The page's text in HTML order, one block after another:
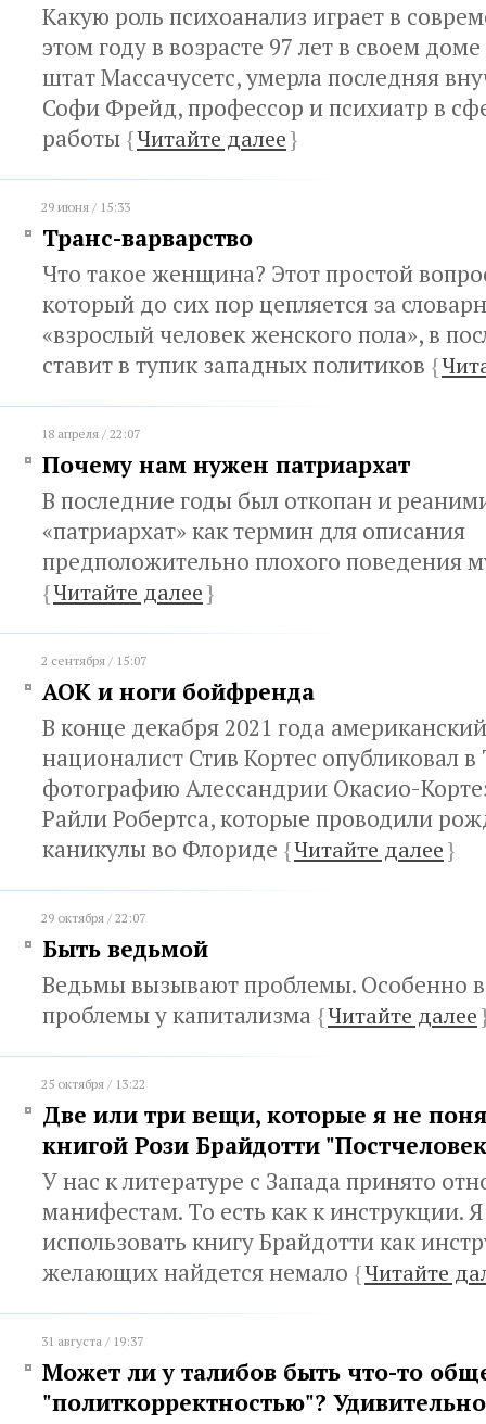
Какую роль психоанализ играет в
этом году в возрасте 97 лет в своем
штат Массачусетс, умерла последняя
Софи Фрейд, профессор и психиатр в
работы {Читайте далее}
29 июня / 15:33
Транс-варварство
Что такое женщина? Этот простой
который до сих пор цепляется за
«взрослый человек женского пола», в
ставит в тупик западных политиков {
18 апреля / 22:07
Почему нам нужен патриархат
В последние годы был откопан и
«патриархат» как термин для описания
предположительно плохого поведения
{Читайте далее}
2 сентября / 15:07
АОК и ноги бойфренда
В конце декабря 2021 года
националист Стив Кортес опубликовал в
фотографию Алессандрии Окасио-
Райли Робертса, которые проводили
каникулы во Флориде {Читайте далее}
29 октября / 22:07
Быть ведьмой
Ведьмы вызывают проблемы. Особенно
проблемы у капитализма {Читайте далее
25 октября / 13:22
Две или три вещи, которые я не
книгой Рози Брайдотти
У нас к литературе с Запада принято
манифестам. То есть как к инструкции.
использовать книгу Брайдотти как
желающих найдется немало {Читайте
31 августа / 19:37
Может ли у талибов быть что-то
"политкорректностью"?